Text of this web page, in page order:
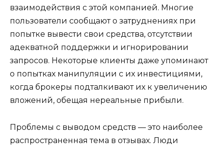
взаимодействия с этой компанией. Многие
пользователи сообщают о затруднениях при
попытке вывести свои средства, отсутствии
адекватной поддержки и игнорировании
запросов. Некоторые клиенты даже упоминают
о попытках манипуляции с их инвестициями,
когда брокеры подталкивают их к увеличению
вложений, обещая нереальные прибыли.
Проблемы с выводом средств — это наиболее
распространенная тема в отзывах. Люди